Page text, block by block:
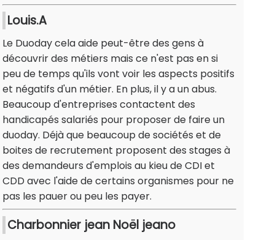
Louis.A
Le Duoday cela aide peut-être des gens à
découvrir des métiers mais ce n'est pas en si
peu de temps qu'ils vont voir les aspects positifs
et négatifs d'un métier. En plus, il y a un abus.
Beaucoup d'entreprises contactent des
handicapés salariés pour proposer de faire un
duoday. Déjà que beaucoup de sociétés et de
boites de recrutement proposent des stages à
des demandeurs d'emplois au kieu de CDI et
CDD avec l'aide de certains organismes pour ne
pas les pauer ou peu les payer.
Charbonnier jean Noël jeano